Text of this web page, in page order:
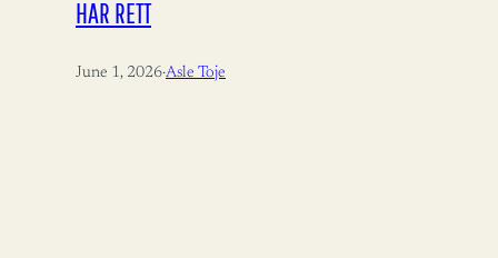
HAR RETT
June 1, 2026·Asle Toje